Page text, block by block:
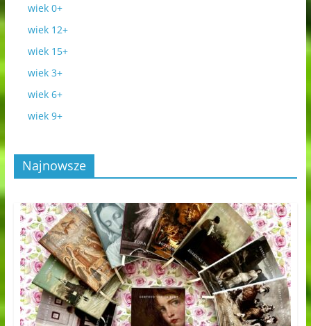
wiek 0+
wiek 12+
wiek 15+
wiek 3+
wiek 6+
wiek 9+
Najnowsze